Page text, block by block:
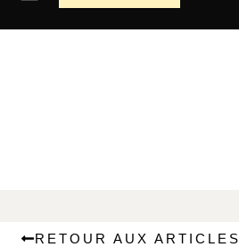
RETOUR AUX ARTICLES